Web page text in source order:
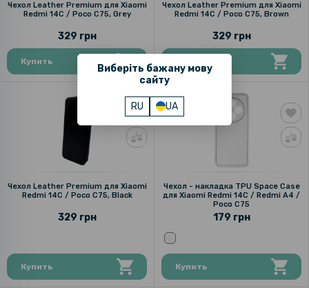
Виберіть бажану мову
сайту
RU UA
Чехол Leather Premium для Xiaomi
Redmi 14C / Poco C75, Grey
329 грн
Купить
Чехол Leather Premium для Xiaomi
Redmi 14C / Poco C75, Brown
329 грн
Чехол Leather Premium для Xiaomi
Redmi 14C / Poco C75, Black
329 грн
Купить
Чехол - накладка TPU Space Case
для Xiaomi Redmi 14C / Redmi A4 /
Poco C75
179 грн
Купить